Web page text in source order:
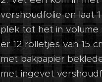
vershoudfolie en laat
plek tot het in volume
er 12 rolletjes van 15
met bakpapier
met ingevet